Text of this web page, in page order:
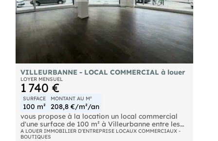
VILLEURBANNE - LOCAL COMMERCIAL à louer
LOYER MENSUEL
1 740 €
SURFACE
100 m²
MONTANT AU M²
208,8 €/m²/an
vous propose à la location un local commercial
d'une surface de 100 m² à Villeurbanne entre les
quartiers Gratte-Ciel et Cusset.
A LOUER IMMOBILIER D'ENTREPRISE LOCAUX COMMERCIAUX -
BOUTIQUES